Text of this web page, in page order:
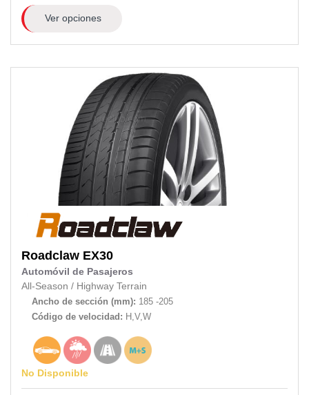
Ver opciones
Roadclaw EX30
Automóvil de Pasajeros
All-Season / Highway Terrain
Ancho de sección (mm): 185 -205
Código de velocidad: H,V,W
No Disponible